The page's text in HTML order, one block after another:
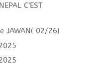
C’EST
JAWAN( 02/26)